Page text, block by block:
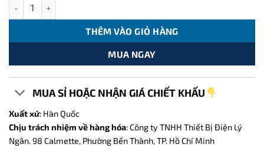
THÊM VÀO GIỎ HÀNG
MUA NGAY
MUA SỈ HOẶC NHẬN GIÁ CHIẾT KHẤU
Xuất xứ: Hàn Quốc
Chịu trách nhiệm về hàng hóa: Công ty TNHH Thiết Bị Điện Lý
Ngân. 98 Calmette, Phường Bến Thành, TP. Hồ Chí Minh